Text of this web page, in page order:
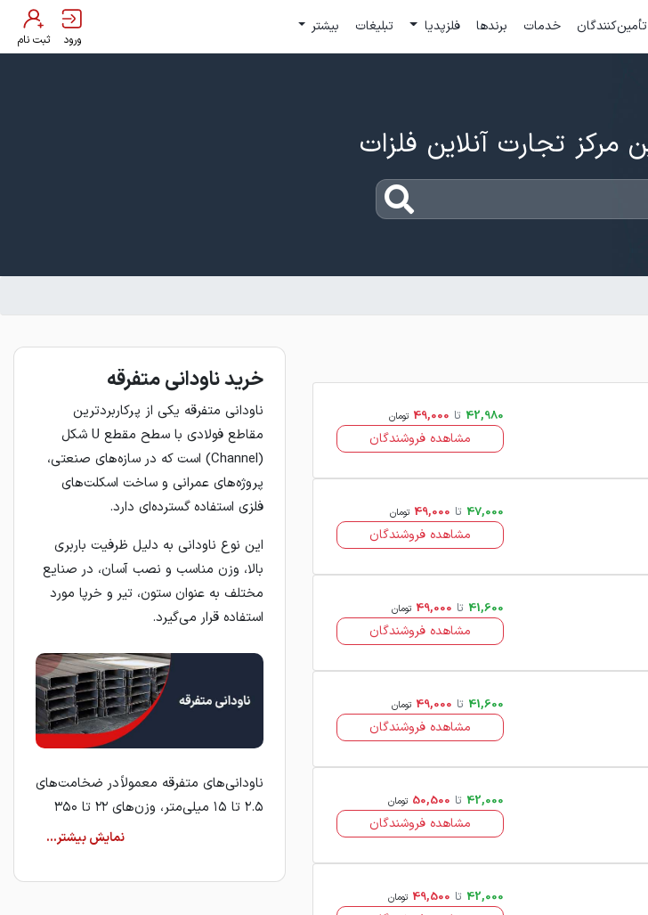
تأمین‌کنندگان خدمات برندها فلزپدیا تبلیغات بیشتر
ورود ثبت نام
42,980 تا 49,000 تومان
مشاهده فروشندگان
47,000 تا 49,000 تومان
مشاهده فروشندگان
41,600 تا 49,000 تومان
مشاهده فروشندگان
41,600 تا 49,000 تومان
مشاهده فروشندگان
42,000 تا 50,500 تومان
مشاهده فروشندگان
42,000 تا 49,500 تومان
خرید ناودانی متفرقه
ناودانی متفرقه یکی از پرکاربردترین
مقاطع فولادی با سطح مقطع U شکل
(Channel) است که در سازه‌های صنعتی،
پروژه‌های عمرانی و ساخت اسکلت‌های
فلزی استفاده گسترده‌ای دارد.
این نوع ناودانی به دلیل ظرفیت باربری
بالا، وزن مناسب و نصب آسان، در صنایع
مختلف به عنوان ستون، تیر و خرپا مورد
استفاده قرار می‌گیرد.
ناودانی‌های متفرقه معمولاً در ضخامت‌های
۲.۵ تا ۱۵ میلی‌متر، وزن‌های ۲۲ تا ۳۵۰
کیلوگرم و در طول‌های ۶ و ۱۲ متری عرضه